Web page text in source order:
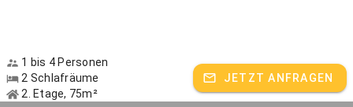
Lust auf naturnahen Chalet-Urlaub mit viel Platz und Raum für
Zweisamkeit oder Familienzeit? In unseren beiden neuen
Ferienwohnungen mit Galerie finden bis zu vier Personen Platz auf
1 bis 4 Personen
2 Schlafräume
2. Etage, 75m²
JETZT ANFRAGEN